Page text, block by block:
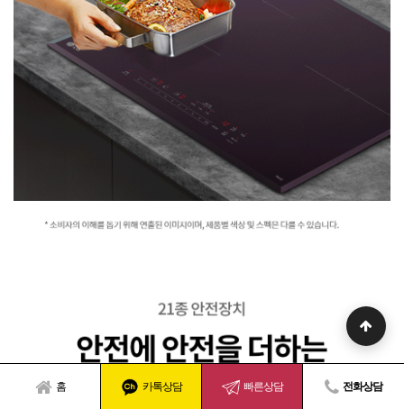
홈 카톡상담 빠른상담 전화상담